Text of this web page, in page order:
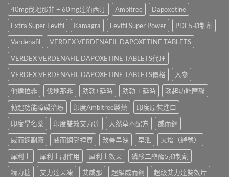
渠
道、
價
錢
與
真
假
辨
別
指
南〉
中
威
壯
名
藥
真
實
效
果、
正
確
用
法
與
香
港
購
買
指
南〉
款
最
好
用？
享
久
3
代
與
Climax
印
度
神
油
實
測
比
較〉
40mg伐地那非 + 60mg達泊西汀 Ambitree
Dapoxetine
Extra Super Levifil
Kamagra Levifil Super Power
PDE5抑制劑
Vardenafil
VERDEX VERDENAFIL DAPOXETINE TABLETS
VERDEX VERDENAFIL DAPOXETINE TABLETS代理
VERDEX VERDENAFIL DAPOXETINE TABLETS價格
人參
他達拉非
伐地那非 助勃+延時 助勃 + 延時
勃起功能障礙
勃起功能障礙治療
印度Ambitree製藥
印度原裝進口
印度學名藥
印度雙效艾力達 天然草本配方
威而鋼
威而鋼副廠
威而鋼哪裡買 改善早洩 早泄
火焰（綽號）
犀利士
犀利士副作用 犀利士效果
磷酸二酯酶5抑制劑
精力糖
艾力達果凍 艾威那 超級威而鋼 超級艾力達雙效片